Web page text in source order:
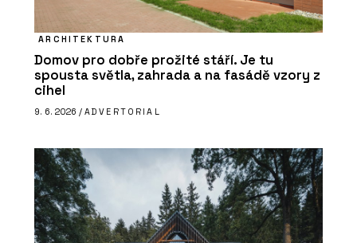
ARCHITEKTURA
Domov pro dobře prožité stáří. Je tu
spousta světla, zahrada a na fasádě vzory z
cihel
9. 6. 2026 / ADVERTORIAL